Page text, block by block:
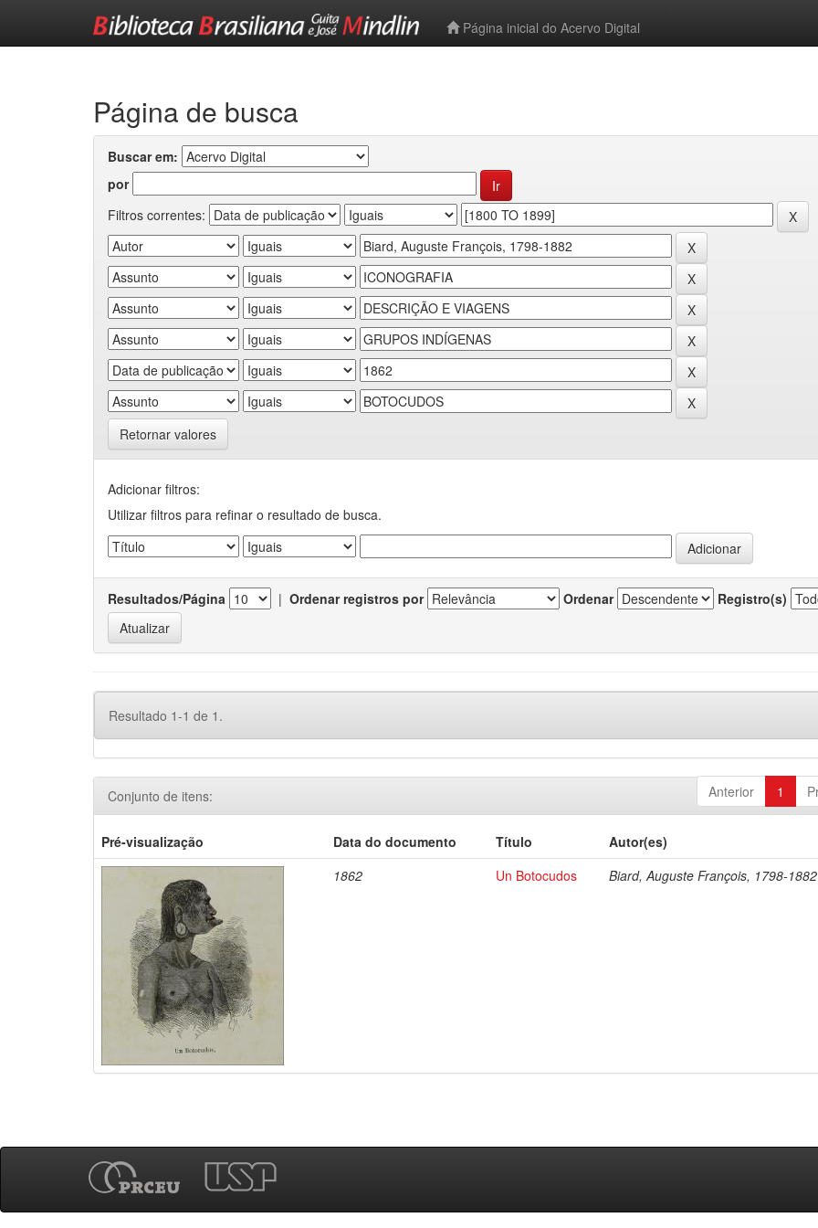
Página inicial do Acervo Digital
Página de busca
Buscar em:
por
Filtros correntes:
Retornar valores
Adicionar filtros:
Utilizar filtros para refinar o resultado de busca.
Resultados/Página | Ordenar registros por Ordenar Registro(s)
Resultado 1-1 de 1.
Anterior 1
Conjunto de itens:
Pré-visualização Data do documento Título
Autor(es)
1862
Un Botocudos Biard, Auguste François, 1798-1882